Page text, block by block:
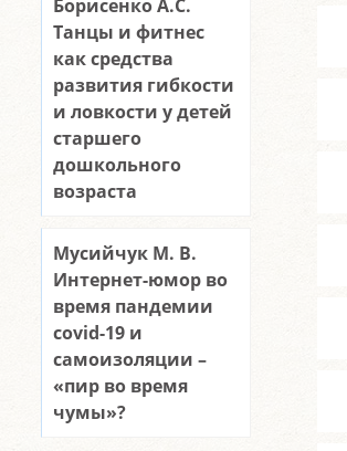
Борисенко А.С.
Танцы и фитнес
как средства
развития гибкости
и ловкости у детей
старшего
дошкольного
возраста
Мусийчук М. В.
Интернет-юмор во
время пандемии
covid-19 и
самоизоляции –
«пир во время
чумы»?